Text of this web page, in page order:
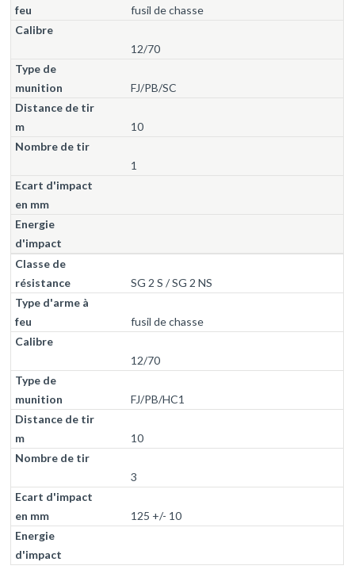
fusil de chasse
12/70
FJ/PB/SC
10
1
SG 2 S / SG 2 NS
fusil de chasse
12/70
FJ/PB/HC1
10
3
125 +/- 10